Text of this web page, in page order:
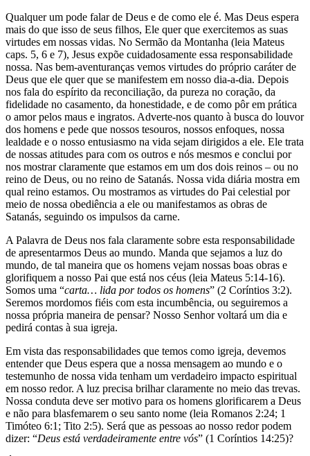
Qualquer um pode falar de Deus e de como ele é. Mas Deus espera
mais do que isso de seus filhos, Ele quer que exercitemos as suas
virtudes em nossas vidas. No Sermão da Montanha (leia Mateus
caps. 5, 6 e 7), Jesus expõe cuidadosamente essa responsabilidade
nossa. Nas bem-aventuranças vemos virtudes do próprio caráter de
Deus que ele quer que se manifestem em nosso dia-a-dia. Depois
nos fala do espírito da reconciliação, da pureza no coração, da
fidelidade no casamento, da honestidade, e de como pôr em prática
o amor pelos maus e ingratos. Adverte-nos quanto à busca do louvor
dos homens e pede que nossos tesouros, nossos enfoques, nossa
lealdade e o nosso entusiasmo na vida sejam dirigidos a ele. Ele trata
de nossas atitudes para com os outros e nós mesmos e conclui por
nos mostrar claramente que estamos em um dos dois reinos – ou no
reino de Deus, ou no reino de Satanás. Nossa vida diária mostra em
qual reino estamos. Ou mostramos as virtudes do Pai celestial por
meio de nossa obediência a ele ou manifestamos as obras de
Satanás, seguindo os impulsos da carne.
A Palavra de Deus nos fala claramente sobre esta responsabilidade
de apresentarmos Deus ao mundo. Manda que sejamos a luz do
mundo, de tal maneira que os homens vejam nossas boas obras e
glorifiquem a nosso Pai que está nos céus (leia Mateus 5:14-16).
Somos uma “carta… lida por todos os homens” (2 Coríntios 3:2).
Seremos mordomos fiéis com esta incumbência, ou seguiremos a
nossa própria maneira de pensar? Nosso Senhor voltará um dia e
pedirá contas à sua igreja.
Em vista das responsabilidades que temos como igreja, devemos
entender que Deus espera que a nossa mensagem ao mundo e o
testemunho de nossa vida tenham um verdadeiro impacto espiritual
em nosso redor. A luz precisa brilhar claramente no meio das trevas.
Nossa conduta deve ser motivo para os homens glorificarem a Deus
e não para blasfemarem o seu santo nome (leia Romanos 2:24; 1
Timóteo 6:1; Tito 2:5). Será que as pessoas ao nosso redor podem
dizer: “Deus está verdadeiramente entre vós” (1 Coríntios 14:25)?